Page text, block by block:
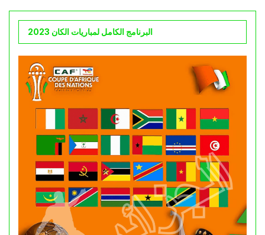
البرنامج الكامل لمباريات الكان 2023